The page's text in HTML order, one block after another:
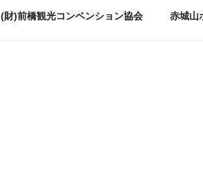
(財)前橋観光コンベンション協会 赤城山